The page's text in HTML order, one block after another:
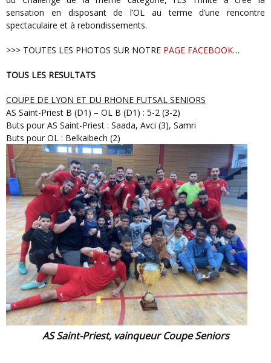
sensation en disposant de l’OL au terme d’une rencontre
spectaculaire et à rebondissements.
>>> TOUTES LES PHOTOS SUR NOTRE PAGE FACEBOOK…
TOUS LES RESULTATS
COUPE DE LYON ET DU RHONE FUTSAL SENIORS
AS Saint-Priest B (D1) – OL B (D1) : 5-2 (3-2)
Buts pour AS Saint-Priest : Saada, Avci (3), Samri
Buts pour OL : Belkaibech (2)
AS Saint-Priest, vainqueur Coupe Seniors